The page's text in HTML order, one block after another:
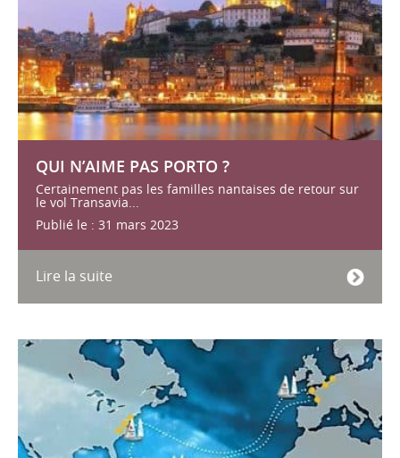
QUI N’AIME PAS PORTO ?
Certainement pas les familles nantaises de retour sur
le vol Transavia...
Publié le : 31 mars 2023
Lire la suite